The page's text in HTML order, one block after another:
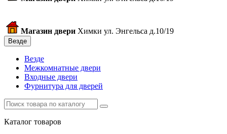
Магазин двери Химки ул. Энгельса д.10/19
Везде
Везде
Межкомнатные двери
Входные двери
Фурнитура для дверей
Каталог товаров